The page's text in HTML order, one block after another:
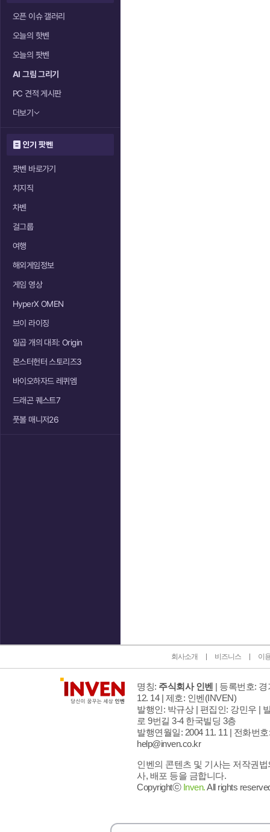
오픈 이슈 갤러리
오늘의 핫벤
오늘의 팟벤
AI 그림 그리기
PC 견적 게시판
더보기
인기 팟벤
팟벤 바로가기
치지직
차벤
걸그룹
여행
해외게임정보
게임 영상
HyperX OMEN
브이 라이징
일곱 개의 대죄: Origin
몬스터헌터 스토리즈3
바이오하자드 레퀴엠
드래곤 퀘스트7
풋볼 매니저26
회사소개 비즈니스 이
명칭: 주식회사 인벤 | 등록번호:
12. 14 | 제호: 인벤(INVEN)
발행인: 박규상 | 편집인: 강민우 |
로 9번길 3-4 한국빌딩 3층
발행연월일: 2004 11. 11 | 전화번호
help@inven.co.kr
인벤의 콘텐츠 및 기사는 저작권
사, 배포 등을 금합니다.
Copyrightⓒ Inven.All rights